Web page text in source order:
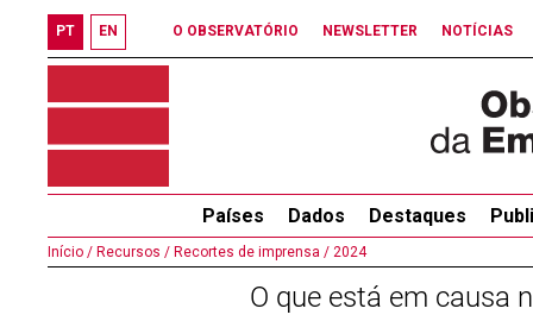
PT EN O OBSERVATÓRIO NEWSLETTER NOTÍCIAS
Países Dados Destaques
Início / Recursos / Recortes de imprensa / 2024
O que está em causa